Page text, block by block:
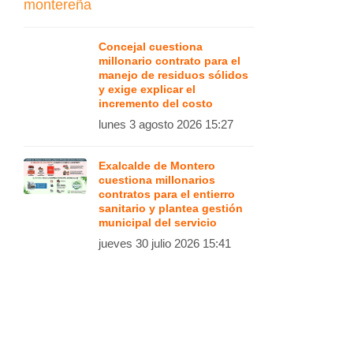
Concejal cuestiona
millonario contrato para el
manejo de residuos sólidos
y exige explicar el
incremento del costo
lunes 3 agosto 2026 15:27
Exalcalde de Montero
cuestiona millonarios
contratos para el entierro
sanitario y plantea gestión
municipal del servicio
jueves 30 julio 2026 15:41